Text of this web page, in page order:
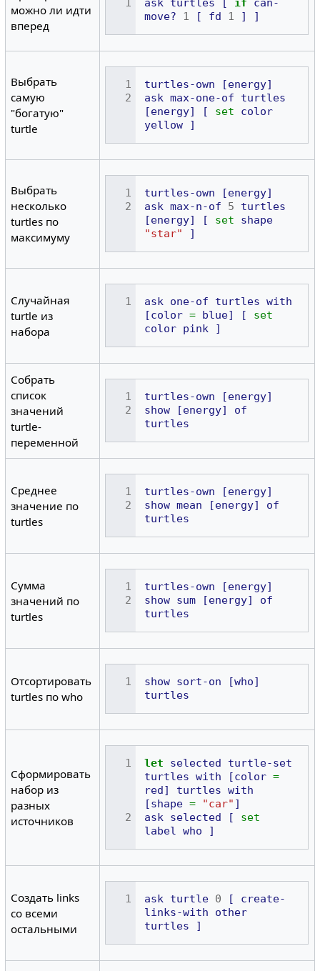
можно ли идти
вперед
ask turtles if
can-
move?
1 [ fd 1 ] ]
Выбрать
самую
"богатую"
turtle
turtles-own
[energy]
ask max-one-of
turtles
[energy]
[ set
color
yellow
]
Выбрать
несколько
turtles по
максимуму
turtles-own
[energy]
ask max-n-of 5
turtles
[energy]
[ set
shape
"star"
]
Случайная
turtle из
набора
ask one-of turtles with
[color = blue] [
set
color pink ]
Собрать
список
значений
turtle-
переменной
turtles-own
[energy]
show
[energy]
of
turtles
Среднее
значение по
turtles
turtles-own
[energy]
show mean [energy]
of
turtles
Сумма
значений по
turtles
turtles-own
[energy]
show sum [energy]
of
turtles
Отсортировать
turtles по who
show sort-on
[who]
turtles
Сформировать
набор из
разных
источников
let selected
turtle-set
turtles with [color =
red]
turtles with
[shape = "car" ]
ask selected [
set
label who ]
Создать links
со всеми
остальными
ask turtle 0 [
create-
links-with
other
turtles
]